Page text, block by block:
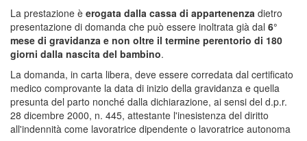
La prestazione è erogata dalla cassa di appartenenza dietro
presentazione di domanda che può essere inoltrata già dal 6°
mese di gravidanza e non oltre il termine perentorio di 180
giorni dalla nascita del bambino.
La domanda, in carta libera, deve essere corredata dal certificato
medico comprovante la data di inizio della gravidanza e quella
presunta del parto nonché dalla dichiarazione, ai sensi del d.p.r.
28 dicembre 2000, n. 445, attestante l'inesistenza del diritto
all'indennità come lavoratrice dipendente o lavoratrice autonoma